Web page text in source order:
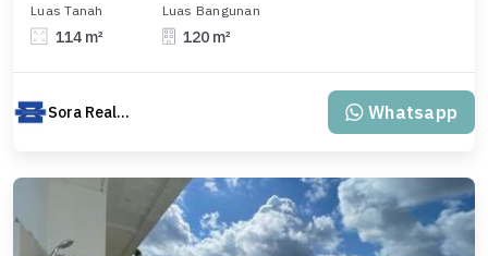
Luas Tanah
114 m²
Luas Bangunan
120 m²
Sora Realty Bali Whatsapp